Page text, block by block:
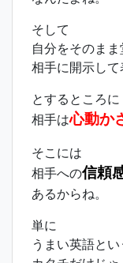
そして
自分をそのまま
相手に開示して
とするところに
相手は心動か
そこには
相手への信頼
あるからね。
単に
うまい英語とい